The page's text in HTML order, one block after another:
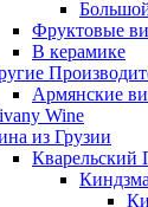
Фруктовые
В керамике
Армянские
Wine
из Грузии
Кварельский